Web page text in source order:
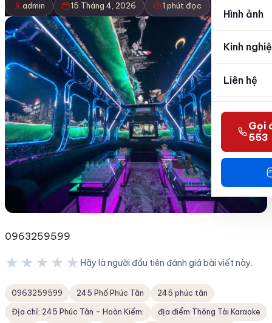
Hình ảnh
Kinh
Liên hệ
Gọi
553
admin 15 Tháng 4, 2026 1 phút đọc
0963259599
★★★★★ Hãy là người đầu tiên đánh giá bài viết này.
0963259599 245 Phố Phúc Tân
245 phúc tân
Địa chỉ: 245 Phúc Tân - Hoàn Kiếm.
địa điểm Thông Tài Karaoke